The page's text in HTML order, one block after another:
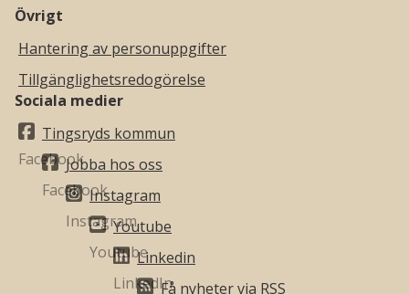
Övrigt
Hantering av personuppgifter
Tillgänglighetsredogörelse
Sociala medier
Tingsryds kommun
Jobba hos oss
Instagram
Youtube
Linkedin
Få nyheter via RSS